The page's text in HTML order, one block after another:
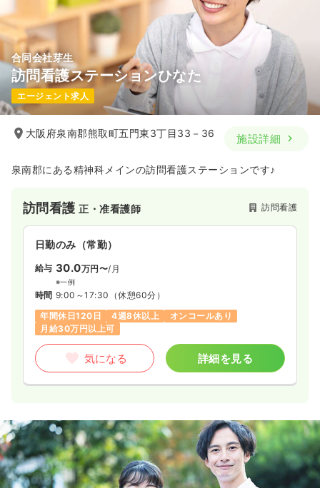
合同会社芽生
訪問看護ステーションひなた
エージェント求人
大阪府泉南郡熊取町五門東3丁目33－36 施設詳細
泉南郡にある精神科メインの訪問看護ステーションです♪
訪問看護正・准看護師 訪問看護
日勤のみ（常勤）
給与 30.0万円〜/月
※一例
時間 9:00～17:30 （休憩60分）
年間休日120日
4週8休以上
オンコールあり
月給30万円以上可
気になる 詳細を見る